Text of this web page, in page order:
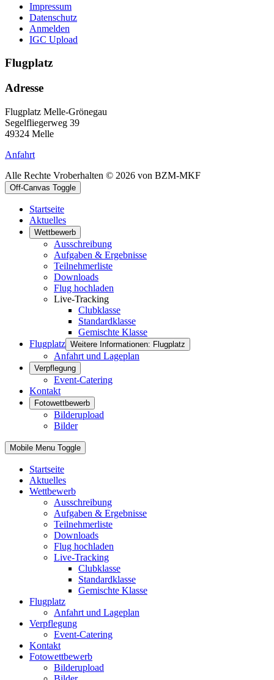
Impressum
Datenschutz
Anmelden
IGC Upload
Flugplatz
Adresse
Flugplatz Melle-Grönegau
Segelfliegerweg 39
49324 Melle
Anfahrt
Alle Rechte Vroberhalten © 2026 von BZM-MKF
Off-Canvas Toggle
Startseite
Aktuelles
Wettbewerb
Ausschreibung
Aufgaben & Ergebnisse
Teilnehmerliste
Downloads
Flug hochladen
Live-Tracking
Clubklasse
Standardklasse
Gemischte Klasse
Flugplatz Weitere Informationen: Flugplatz
Anfahrt und Lageplan
Verpflegung
Event-Catering
Kontakt
Fotowettbewerb
Bilderupload
Bilder
Mobile Menu Toggle
Startseite
Aktuelles
Wettbewerb
Ausschreibung
Aufgaben & Ergebnisse
Teilnehmerliste
Downloads
Flug hochladen
Live-Tracking
Clubklasse
Standardklasse
Gemischte Klasse
Flugplatz
Anfahrt und Lageplan
Verpflegung
Event-Catering
Kontakt
Fotowettbewerb
Bilderupload